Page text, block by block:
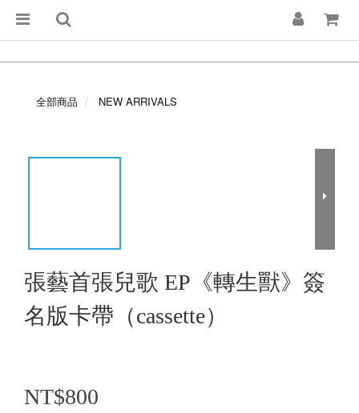
全部商品 NEW ARRIVALS
張藝首張兒歌 EP《轉生獸》簽
名版卡帶（cassette）
NT$800